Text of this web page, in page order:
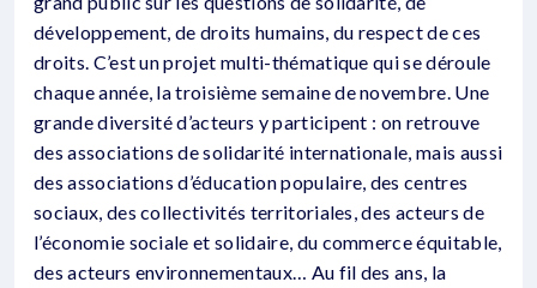
développement, de droits humains, du respect de ces
droits. C’est un projet multi-thématique qui se déroule
chaque année, la troisième semaine de novembre. Une
grande diversité d’acteurs y participent : on retrouve
des associations de solidarité internationale, mais aussi
des associations d’éducation populaire, des centres
sociaux, des collectivités territoriales, des acteurs de
l’économie sociale et solidaire, du commerce équitable,
des acteurs environnementaux… Au fil des ans, la